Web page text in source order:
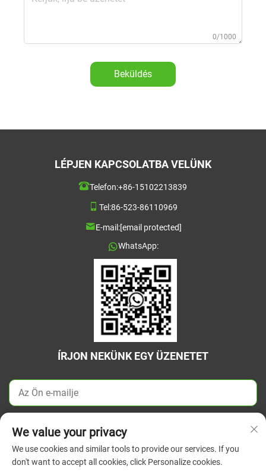
0/1000
Beküldés
LÉPJEN KAPCSOLATBA VELÜNK
Telefon:+86-15102213839
Tel:86-523-86110969
E-mail:[email protected]
WhatsApp:
ÍRJON NEKÜNK EGY ÜZENETET
KÜLDÉS MOST
We value your privacy
We use cookies and similar tools to provide our services. If you
don't want to accept all cookies, click Personalize cookies.